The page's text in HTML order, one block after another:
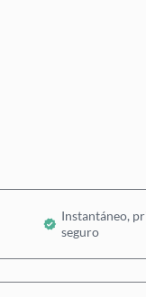
Instantáneo,
seguro